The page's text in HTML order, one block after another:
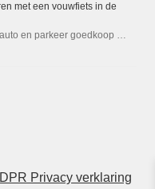
met een vouwfiets in de
en parkeer goedkoop …
Privacy verklaring